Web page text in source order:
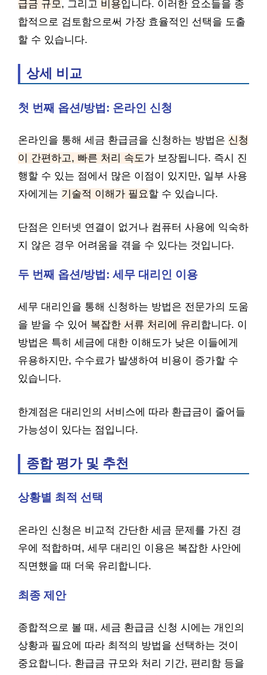
급금 규모, 그리고 비용입니다. 이러한 요소들을 종
합적으로 검토함으로써 가장 효율적인 선택을 도출
할 수 있습니다.
상세 비교
첫 번째 옵션/방법: 온라인 신청
온라인을 통해 세금 환급금을 신청하는 방법은 신청
이 간편하고, 빠른 처리 속도가 보장됩니다. 즉시 진
행할 수 있는 점에서 많은 이점이 있지만, 일부 사용
자에게는 기술적 이해가 필요할 수 있습니다.
단점은 인터넷 연결이 없거나 컴퓨터 사용에 익숙하
지 않은 경우 어려움을 겪을 수 있다는 것입니다.
두 번째 옵션/방법: 세무 대리인 이용
세무 대리인을 통해 신청하는 방법은 전문가의 도움
을 받을 수 있어 복잡한 서류 처리에 유리 합니다. 이
방법은 특히 세금에 대한 이해도가 낮은 이들에게
유용하지만, 수수료가 발생하여 비용이 증가할 수
있습니다.
한계점은 대리인의 서비스에 따라 환급금이 줄어들
가능성이 있다는 점입니다.
종합 평가 및 추천
상황별 최적 선택
온라인 신청은 비교적 간단한 세금 문제를 가진 경
우에 적합하며, 세무 대리인 이용은 복잡한 사안에
직면했을 때 더욱 유리합니다.
최종 제안
종합적으로 볼 때, 세금 환급금 신청 시에는 개인의
상황과 필요에 따라 최적의 방법을 선택하는 것이
중요합니다. 환급금 규모와 처리 기간, 편리함 등을